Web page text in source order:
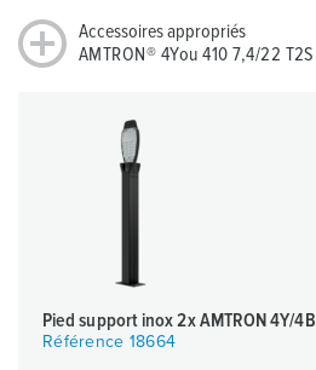
Accessoires appropriés
AMTRON® 4You 410 7,4/22
Pied support inox 2x AMTRON 4Y/4B
Référence 18664